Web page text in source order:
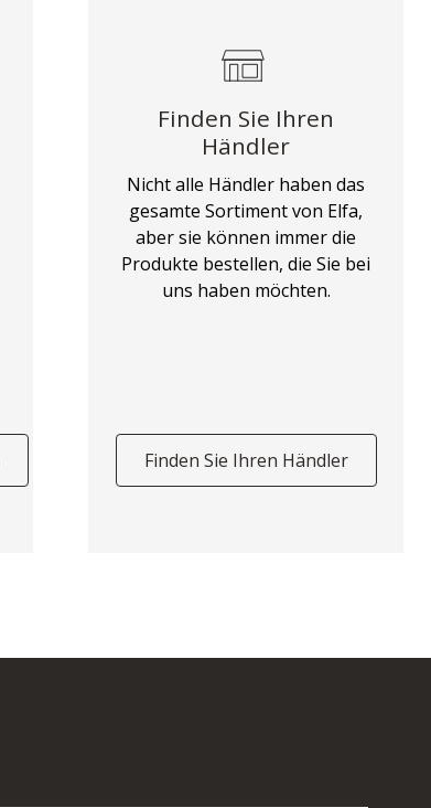
Finden Sie Ihren
Händler
Nicht alle Händler haben das
gesamte Sortiment von Elfa,
aber sie können immer die
Produkte bestellen, die Sie bei
uns haben möchten.
Finden Sie Ihren Händler